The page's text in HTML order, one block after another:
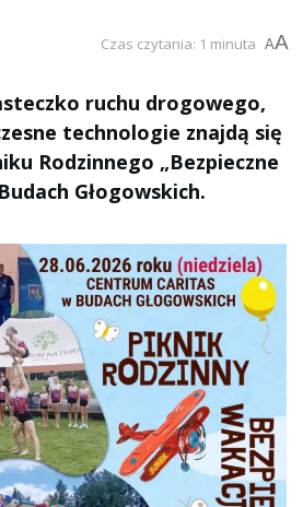
Czas czytania: 1 minuta AA
ruchu drogowego,
technologie znajdą się
Rodzinnego „Bezpieczne
Głogowskich.